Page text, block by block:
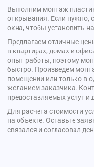
Выполним монтаж
открывания. Если нужно,
окна, чтобы установить
Предлагаем отличные
в квартирах, домах и
опыт работы, поэтому
быстро. Произведем
помещении или только в
желанием заказчика.
предоставляемых услуг
Для расчета стоимости
на объекте. Оставьте
связался и согласовал